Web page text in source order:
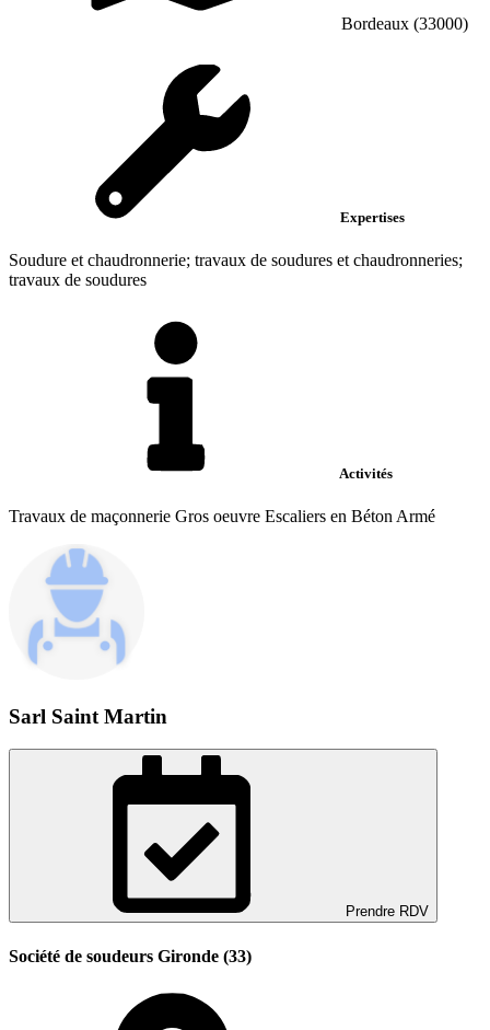
Bordeaux (33000)
Expertises
Soudure et chaudronnerie; travaux de soudures et chaudronneries;
travaux de soudures
Activités
Travaux de maçonnerie Gros oeuvre Escaliers en Béton Armé
Sarl Saint Martin
Prendre RDV
Société de soudeurs Gironde (33)